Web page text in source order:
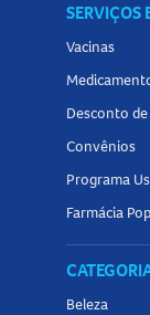
SERVIÇOS
Vacinas
Desconto
Convênios
Programa
Farmácia
Beleza